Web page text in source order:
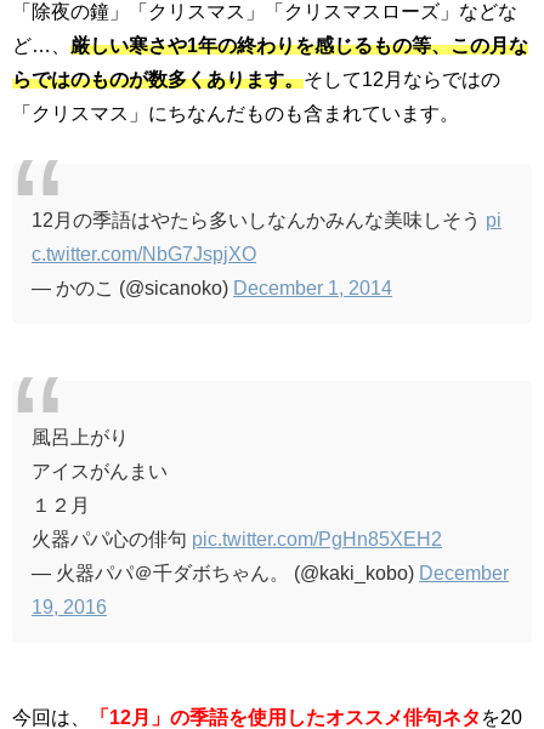
「除夜の鐘」「クリスマス」「クリスマスローズ」などな
ど…、 厳しい寒さや1年の終わりを感じるもの等、この月な
らではのものが数多くあります。そして12 月ならではの
「クリスマス」にちなんだものも含まれています。
12月の季語はやたら多いしなんかみんな美味しそう pi
c.twitter.com/NbG7JspjXO
— かのこ (@sicanoko) December 1, 2014
風呂上がり
アイスがんまい
１２月
火器パパ心の俳句 pic.twitter.com/PgHn85XEH2
— 火器パパ＠千ダボちゃん。 (@kaki_kobo) December
19, 2016
今回は、 「12月」の季語を使用したオススメ俳句ネタ を20